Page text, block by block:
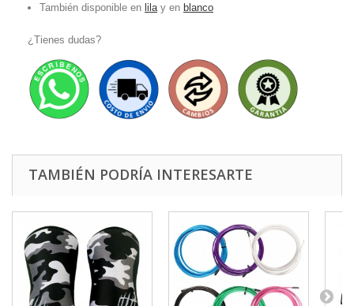
También disponible en lila y en blanco
¿Tienes dudas?
TAMBIÉN PODRÍA INTERESARTE